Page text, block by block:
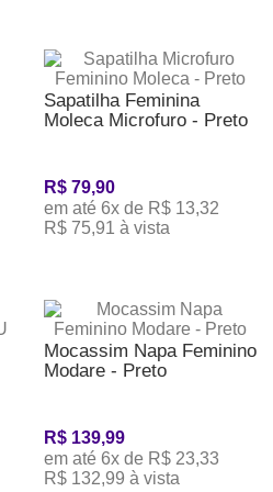
Sapatilha Feminina
Moleca Microfuro - Preto
R$ 79,90
em até 6x de R$ 13,32
R$ 75,91 à vista
Mocassim Napa Feminino
Modare - Preto
R$ 139,99
em até 6x de R$ 23,33
R$ 132,99 à vista